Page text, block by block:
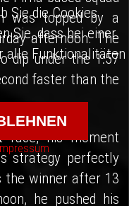
was topped by a
afternoon. The
dip under the 1:57
faster than the
race, his moment
strategy perfectly
the winner after 13
he pushed his
Sie die Cookies
Sie, dass bei einer
alle Funktionalitäten